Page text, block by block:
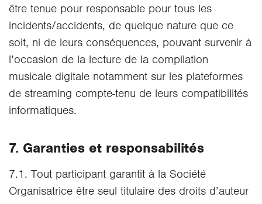
être tenue pour responsable pour tous les
incidents/accidents, de quelque nature que ce
soit, ni de leurs conséquences, pouvant survenir à
l’occasion de la lecture de la compilation
musicale digitale notamment sur les plateformes
de streaming compte-tenu de leurs compatibilités
informatiques.
7. Garanties et responsabilités
7.1. Tout participant garantit à la Société
Organisatrice être seul titulaire des droits d’auteur